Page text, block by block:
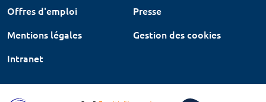
Offres d'emploi
Presse
Mentions légales
Gestion des cookies
Intranet